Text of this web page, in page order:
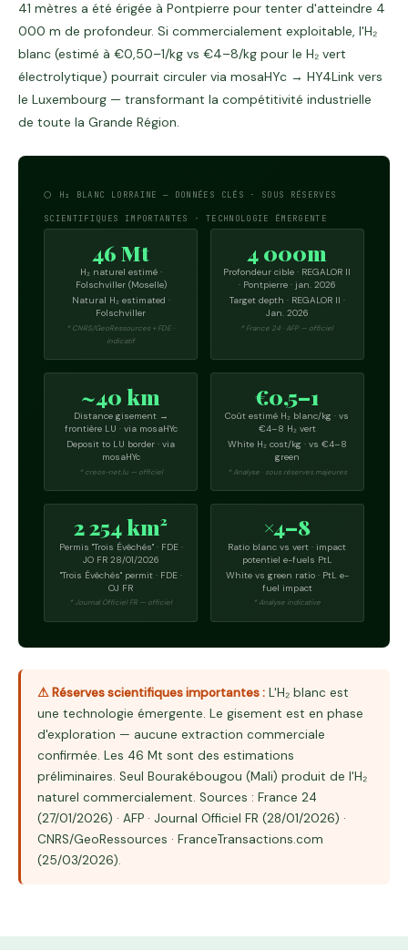
41 mètres a été érigée à Pontpierre pour tenter d'atteindre 4
000 m de profondeur. Si commercialement exploitable, l'H₂
blanc (estimé à €0,50–1/kg vs €4–8/kg pour le H₂ vert
électrolytique) pourrait circuler via mosaHYc → HY4Link vers
le Luxembourg — transformant la compétitivité industrielle
de toute la Grande Région.
⚪ H₂ BLANC LORRAINE — DONNÉES CLÉS · SOUS RÉSERVES
SCIENTIFIQUES IMPORTANTES · TECHNOLOGIE ÉMERGENTE
46 Mt
H₂ naturel estimé ·
Folschviller (Moselle)
Natural H₂ estimated ·
Folschviller
* CNRS/GeoRessources + FDE ·
indicatif
4 000m
Profondeur cible · REGALOR II
· Pontpierre · jan. 2026
Target depth · REGALOR II ·
Jan. 2026
* France 24 · AFP — officiel
~40 km
Distance gisement →
frontière LU · via mosaHYc
Deposit to LU border · via
mosaHYc
* creos-net.lu — officiel
€0,5–1
Coût estimé H₂ blanc/kg · vs
€4–8 H₂ vert
White H₂ cost/kg · vs €4–8
green
* Analyse · sous réserves majeures
2 254 km²
Permis "Trois Évêchés" · FDE ·
JO FR 28/01/2026
"Trois Évêchés" permit · FDE ·
OJ FR
* Journal Officiel FR — officiel
×4–8
Ratio blanc vs vert · impact
potentiel e-fuels PtL
White vs green ratio · PtL e-
fuel impact
* Analyse indicative
⚠ Réserves scientifiques importantes :L'H₂ blanc est
une technologie émergente. Le gisement est en phase
d'exploration — aucune extraction commerciale
confirmée. Les 46 Mt sont des estimations
préliminaires. Seul Bourakébougou (Mali) produit de l'H₂
naturel commercialement. Sources : France 24
(27/01/2026) · AFP · Journal Officiel FR (28/01/2026) ·
CNRS/GeoRessources · FranceTransactions.com
(25/03/2026).